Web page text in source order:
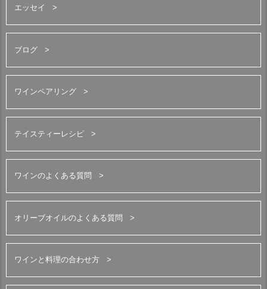
エッセイ
ブログ
ワインペアリング
テイスティーレシピ
ワインのよくある質問
オリーブオイルのよくある質問
ワインと料理の合わせ方